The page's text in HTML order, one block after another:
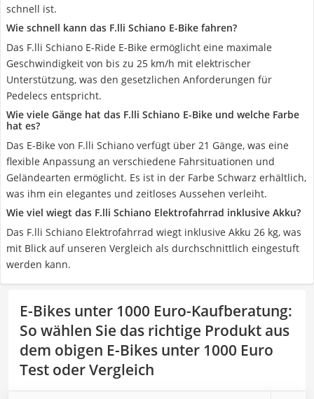
schnell ist.
Wie schnell kann das F.lli Schiano E-Bike fahren?
Das F.lli Schiano E-Ride E-Bike ermöglicht eine maximale
Geschwindigkeit von bis zu 25 km/h mit elektrischer
Unterstützung, was den gesetzlichen Anforderungen für
Pedelecs entspricht.
Wie viele Gänge hat das F.lli Schiano E-Bike und welche Farbe
hat es?
Das E-Bike von F.lli Schiano verfügt über 21 Gänge, was eine
flexible Anpassung an verschiedene Fahrsituationen und
Geländearten ermöglicht. Es ist in der Farbe Schwarz erhältlich,
was ihm ein elegantes und zeitloses Aussehen verleiht.
Wie viel wiegt das F.lli Schiano Elektrofahrrad inklusive Akku?
Das F.lli Schiano Elektrofahrrad wiegt inklusive Akku 26 kg, was
mit Blick auf unseren Vergleich als durchschnittlich eingestuft
werden kann.
E-Bikes unter 1000 Euro-Kaufberatung:
So wählen Sie das richtige Produkt aus
dem obigen E-Bikes unter 1000 Euro
Test oder Vergleich